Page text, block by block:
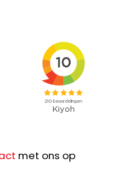
met ons op